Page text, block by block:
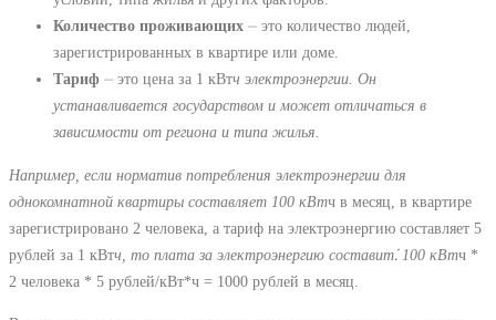
Количество проживающих ⏤ это количество людей,
зарегистрированных в квартире или доме.
Тариф ⏤ это цена за 1 кВтч электроэнергии. Он
устанавливается государством и может отличаться в
зависимости от региона и типа жилья.
Например, если норматив потребления электроэнергии для
однокомнатной квартиры составляет 100 кВтч в месяц, в квартире
зарегистрировано 2 человека, а тариф на электроэнергию составляет 5
рублей за 1 кВтч, то плата за электроэнергию составит⁚ 100 кВтч *
2 человека * 5 рублей/кВт*ч = 1000 рублей в месяц.